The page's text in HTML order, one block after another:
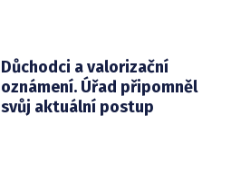
Důchodci a valorizační
oznámení. Úřad připomněl
svůj aktuální postup